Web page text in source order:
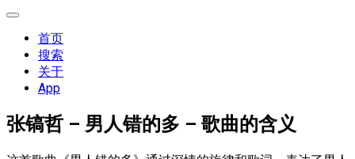
展
首页
搜索
关于
App
张镐哲 – 男人错的多 – 歌曲的含义